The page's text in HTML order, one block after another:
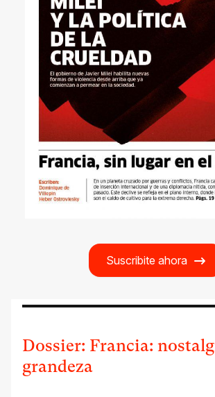
Suscribite ahora
Dossier: Francia:
grandeza